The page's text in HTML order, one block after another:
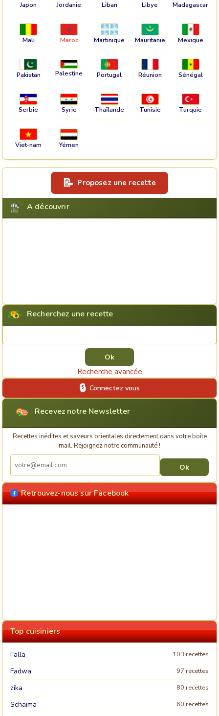
Japon Jordanie Liban Libye Madagascar
Mali Maroc Martinique Mauritanie Mexique
Pakistan Palestine Portugal Réunion Sénégal
Serbie Syrie Thaïlande Tunisie Turquie
Viet-nam Yémen
Proposez une recette
A découvrir
Recherchez une recette
Recherche avancée
Connectez vous
Recevez notre Newsletter
Recettes inédites et saveurs orientales directement dans votre boîte
mail. Rejoignez notre communauté !
Retrouvez-nous sur Facebook
Top cuisiniers
Falla 103 recettes
Fadwa 97 recettes
zika 80 recettes
Schaima 60 recettes